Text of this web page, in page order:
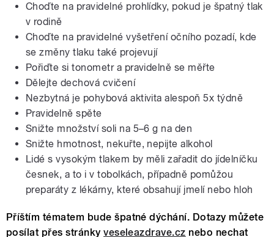
Choďte na pravidelné prohlídky, pokud je špatný tlak
v rodině
Choďte na pravidelné vyšetření očního pozadí, kde
se změny tlaku také projevují
Pořiďte si tonometr a pravidelně se měřte
Dělejte dechová cvičení
Nezbytná je pohybová aktivita alespoň 5x týdně
Pravidelně spěte
Snižte množství soli na 5–6 g na den
Snižte hmotnost, nekuřte, nepijte alkohol
Lidé s vysokým tlakem by měli zařadit do jídelníčku
česnek, a to i v tobolkách, případně pomůžou
preparáty z lékárny, které obsahují jmelí nebo hloh
Příštím tématem bude špatné dýchání. Dotazy můžete
posílat přes stránkyveseleazdrave.cz nebo nechat